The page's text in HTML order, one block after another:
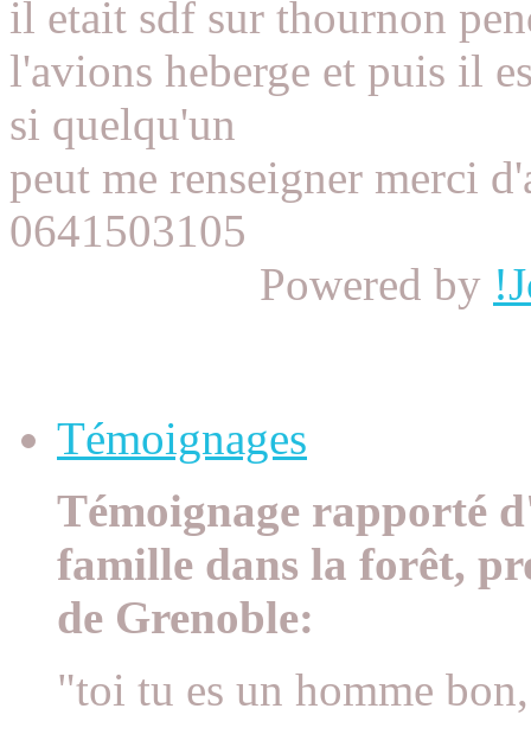
il etait sdf sur thournon
l'avions heberge et puis il
si quelqu'un
peut me renseigner merci
0641503105
Powered by
Témoignages
Témoignage rapporté
famille dans la forêt,
de Grenoble:
"toi tu es un homme